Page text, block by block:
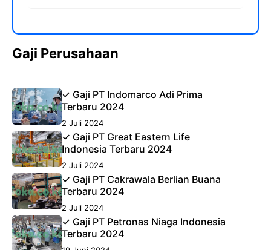
Gaji Perusahaan
✓ Gaji PT Indomarco Adi Prima
Terbaru 2024
2 Juli 2024
✓ Gaji PT Great Eastern Life
Indonesia Terbaru 2024
2 Juli 2024
✓ Gaji PT Cakrawala Berlian Buana
Terbaru 2024
2 Juli 2024
✓ Gaji PT Petronas Niaga Indonesia
Terbaru 2024